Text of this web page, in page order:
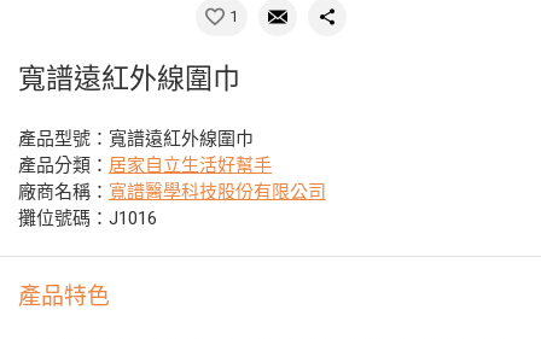
1
寬譜遠紅外線圍巾
產品型號：寬譜遠紅外線圍巾
產品分類： 居家自立生活好幫手
廠商名稱： 寬譜醫學科技股份有限公司
攤位號碼：J1016
產品特色